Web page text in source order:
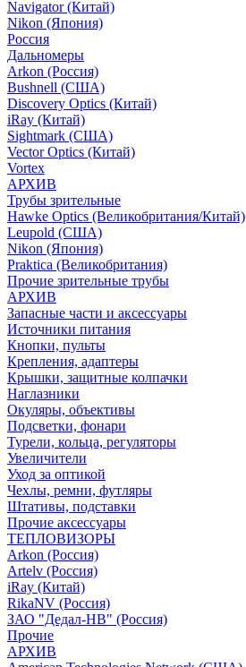
Navigator (Китай)
Nikon (Япония)
Россия
Дальномеры
Arkon (Россия)
Bushnell (США)
Discovery Optics (Китай)
iRay (Китай)
Sightmark (США)
Vector Optics (Китай)
Vortex
АРХИВ
Трубы зрительные
Hawke Optics (Великобритания/Китай)
Leupold (США)
Nikon (Япония)
Praktica (Великобритания)
Прочие зрительные трубы
АРХИВ
Запасные части и аксессуары
Источники питания
Кнопки, пульты
Крепления, адаптеры
Крышки, защитные колпачки
Наглазники
Окуляры, объективы
Подсветки, фонари
Турели, кольца, регуляторы
Увеличители
Уход за оптикой
Чехлы, ремни, футляры
Штативы, подставки
Прочие аксессуары
ТЕПЛОВИЗОРЫ
Arkon (Россия)
Artelv (Россия)
iRay (Китай)
RikaNV (Россия)
ЗАО "Дедал-НВ" (Россия)
Прочие
АРХИВ